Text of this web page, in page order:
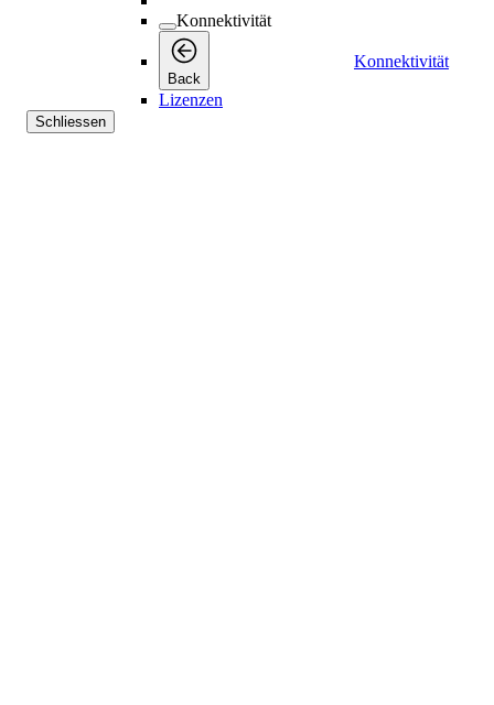
Konnektivität
Back
Konnektivität
Lizenzen
Schliessen